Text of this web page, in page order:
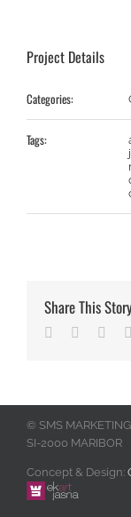
Project Details
Categories:
Tags:
Share This
Facebook
Twitter
© SMS
SI-2000 MARIBOR
Concept & Design: